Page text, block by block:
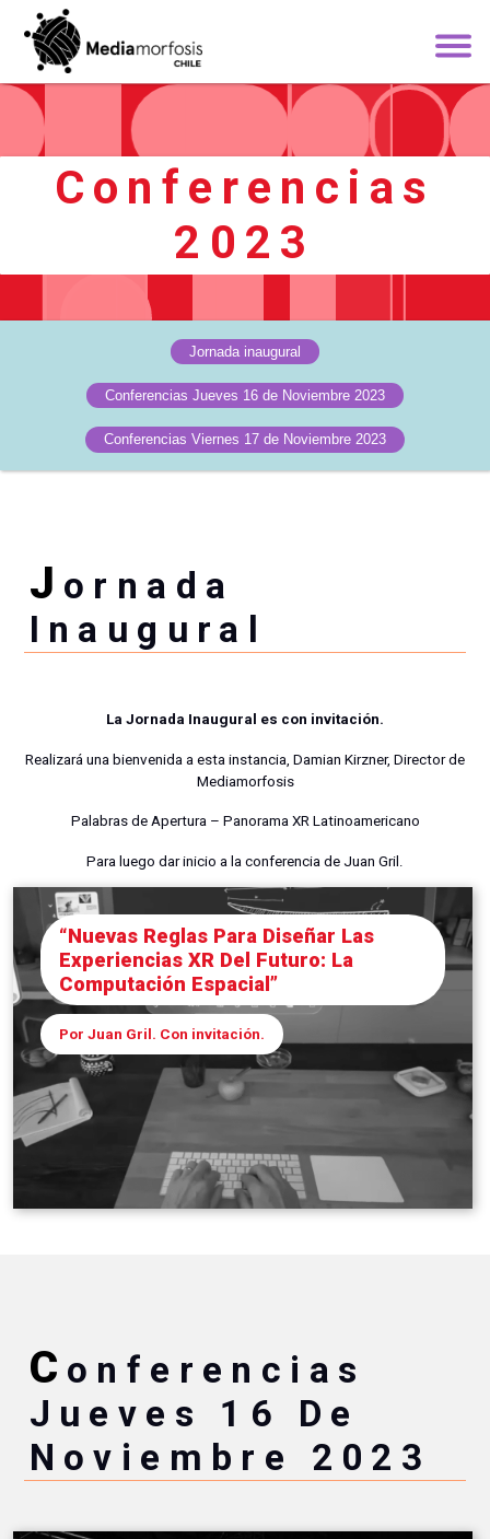
Conferencias
2023
Jornada inaugural
Conferencias Jueves 16 de Noviembre 2023
Conferencias Viernes 17 de Noviembre 2023
J Ornada
Inaugural
La Jornada Inaugural es con invitación.
Realizará una bienvenida a esta instancia, Damian Kirzner, Director de
Mediamorfosis
Palabras de Apertura – Panorama XR Latinoamericano
Para luego dar inicio a la conferencia de Juan Gril.
“Nuevas Reglas Para Diseñar Las
Experiencias XR Del Futuro: La
Computación Espacial”
Por Juan Gril. Con invitación.
C Onferencias
Jueves 16 De
Noviembre 2023